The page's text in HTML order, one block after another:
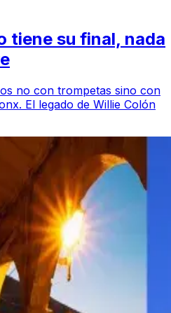
tiene su final, nada
no con trompetas sino con
El legado de Willie Colón